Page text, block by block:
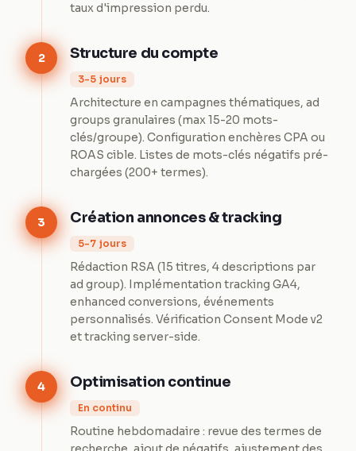
taux d'impression perdu.
2 Structure du compte
3-5 jours
Architecture en campagnes thématiques, ad
groups granulaires (max 15-20 mots-
clés/groupe). Configuration enchères CPA ou
ROAS cible. Listes de mots-clés négatifs pré-
chargées (200+ termes).
3 Création annonces & tracking
5-7 jours
Rédaction RSA (15 titres, 4 descriptions par
ad group). Implémentation tracking GA4,
enhanced conversions, événements
personnalisés. Vérification Consent Mode v2
et tracking server-side.
4 Optimisation continue
En continu
Routine hebdomadaire : revue des termes de